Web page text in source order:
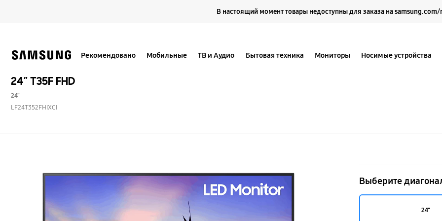
В настоящий момент товары недоступны для заказа на samsung.com/
Рекомендовано Мобильные ТВ и Аудио Бытовая техника Мониторы Носимые устройства
24″ T35F FHD
24"
LF24T352FHIXCI
FHD
Выберите
24"